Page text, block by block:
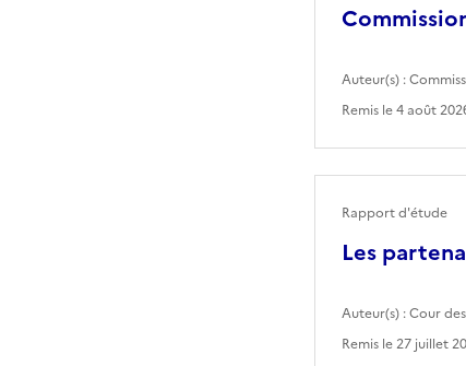
Auteur(s) :
Remis le4 août
Les
Rapport d'étude
Auteur(s) :Cour
Remis le27 juillet